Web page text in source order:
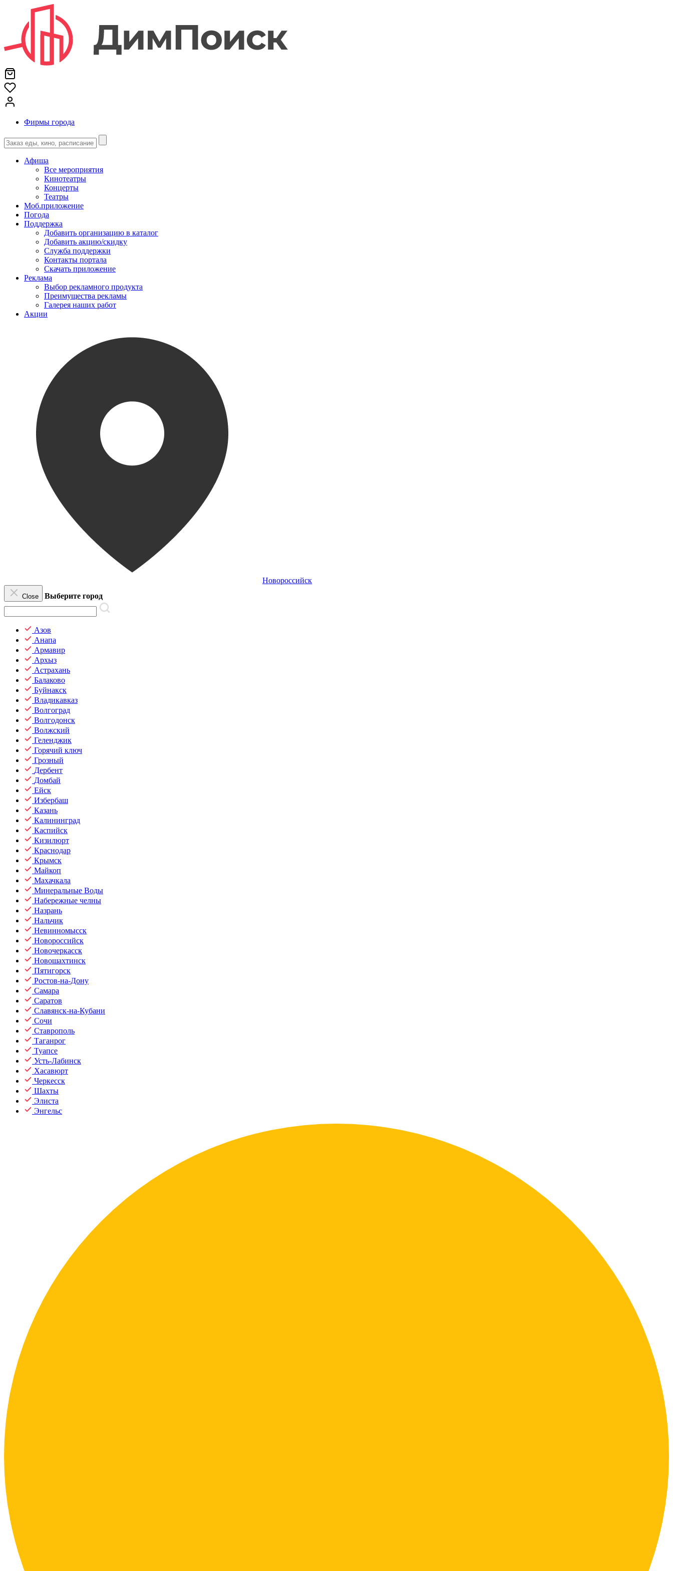
Фирмы города
Афиша
Все мероприятия
Кинотеатры
Концерты
Театры
Моб.приложение
Погода
Поддержка
Добавить организацию в каталог
Добавить акцию/скидку
Служба поддержки
Контакты портала
Скачать приложение
Реклама
Выбор рекламного продукта
Преимущества рекламы
Галерея наших работ
Акции
Новороссийск
Close Выберите город
Азов
Анапа
Армавир
Архыз
Астрахань
Балаково
Буйнакск
Владикавказ
Волгоград
Волгодонск
Волжский
Геленджик
Горячий ключ
Грозный
Дербент
Домбай
Ейск
Избербаш
Казань
Калининград
Каспийск
Кизилюрт
Краснодар
Крымск
Майкоп
Махачкала
Минеральные Воды
Набережные челны
Назрань
Нальчик
Невинномысск
Новороссийск
Новочеркасск
Новошахтинск
Пятигорск
Ростов-на-Дону
Самара
Саратов
Славянск-на-Кубани
Сочи
Ставрополь
Таганрог
Туапсе
Усть-Лабинск
Хасавюрт
Черкесск
Шахты
Элиста
Энгельс